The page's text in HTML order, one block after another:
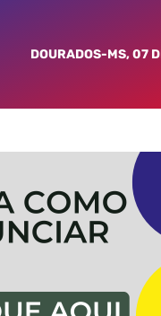
DOURADOS-MS, 07